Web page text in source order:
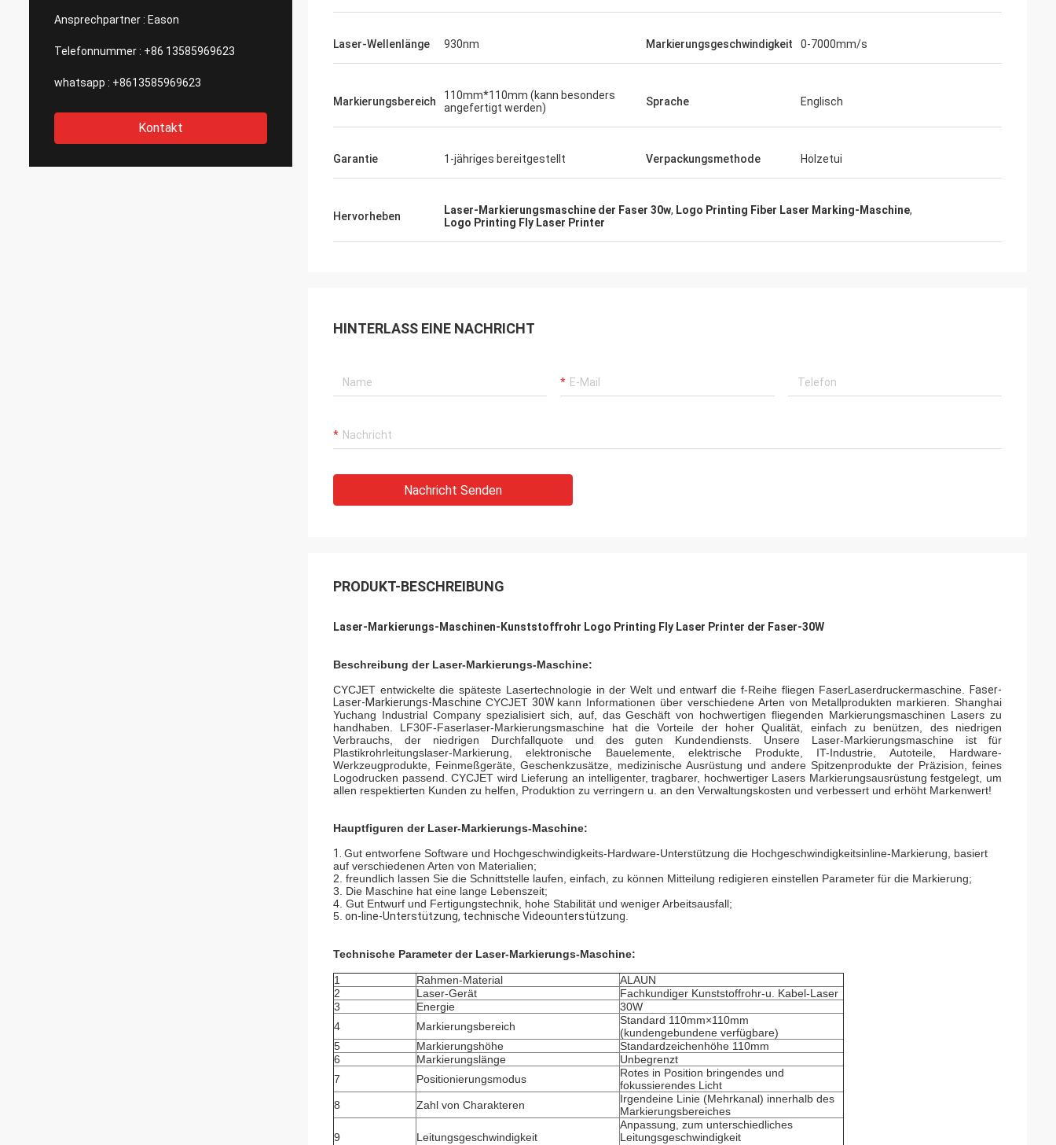
Ansprechpartner : Eason
Telefonnummer : +86 13585969623
whatsapp : +8613585969623
Kontakt
Laser-Wellenlänge 930nm Markierungsgeschwindigkeit 0-7000mm/s
Markierungsbereich
110mm*110mm (kann besonders
angefertigt werden)
Sprache Englisch
Garantie 1-jähriges bereitgestellt Verpackungsmethode Holzetui
Hervorheben Laser-Markierungsmaschine der Faser 30w, Logo Printing Fiber Laser Marking-Maschine,
Logo Printing Fly Laser Printer
HINTERLASS EINE NACHRICHT
Nachricht Senden
PRODUKT-BESCHREIBUNG
Laser-Markierungs-Maschinen-Kunststoffrohr Logo Printing Fly Laser Printer der Faser-30W
Beschreibung der Laser-Markierungs-Maschine:
CYCJET entwickelte die späteste Lasertechnologie in der Welt und entwarf die f-Reihe fliegen FaserLaserdruckermaschine.
Faser-
Laser-Markierungs-Maschine CYCJET30W kann Informationen über verschiedene Arten von Metallprodukten markieren. Shanghai
Yuchang Industrial Company spezialisiert sich, auf, das Geschäft von hochwertigen fliegenden Markierungsmaschinen Lasers zu
handhaben. LF30F-Faserlaser-Markierungsmaschine hat die Vorteile der hoher Qualität, einfach zu benützen, des niedrigen
Verbrauchs, der niedrigen Durchfallquote und des guten Kundendiensts. Unsere Laser-Markierungsmaschine ist für
Plastikrohrleitungslaser-Markierung, elektronische Bauelemente, elektrische Produkte, IT-Industrie, Autoteile, Hardware-
Werkzeugprodukte, Feinmeßgeräte, Geschenkzusätze, medizinische Ausrüstung und andere Spitzenprodukte der Präzision, feines
Logodrucken passend. CYCJET wird Lieferung an intelligenter, tragbarer, hochwertiger Lasers Markierungsausrüstung festgelegt, um
allen respektierten Kunden zu helfen, Produktion zu verringern u. an den Verwaltungskosten und verbessert und erhöht Markenwert!
Hauptfiguren der Laser-Markierungs-Maschine:
1. Gut entworfene Software und Hochgeschwindigkeits-Hardware-Unterstützung die Hochgeschwindigkeitsinline-Markierung, basiert
auf verschiedenen Arten von Materialien;
2. freundlich lassen Sie die Schnittstelle laufen, einfach, zu können Mitteilung redigieren einstellen Parameter für die Markierung;
3. Die Maschine hat eine lange Lebenszeit;
4. Gut Entwurf und Fertigungstechnik, hohe Stabilität und weniger Arbeitsausfall;
5. on-line-Unterstützung, technische Videounterstützung
Technische Parameter der Laser-Markierungs-Maschine:
1 Rahmen-Material
ALAUN
2
Laser-Gerät
Fachkundiger Kunststoffrohr-u. Kabel-Laser
3
Energie
30W
4
Markierungsbereich
Standard 110mm×110mm
(kundengebundene verfügbare)
5
Markierungshöhe
Standardzeichenhöhe 110mm
6
Markierungslänge
Unbegrenzt
7
Positionierungsmodus
Rotes in Position bringendes und
fokussierendes Licht
8
Zahl von Charakteren
Irgendeine Linie (Mehrkanal) innerhalb des
Markierungsbereiches
9 Leitungsgeschwindigkeit
Anpassung, zum unterschiedliches
Leitungsgeschwindigkeit